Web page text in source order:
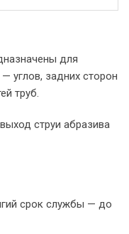
для
углов, задних сторон
труб.
струи абразива
срок службы — до